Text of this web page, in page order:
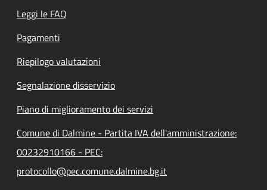
Leggi le FAQ
Pagamenti
Riepilogo valutazioni
Segnalazione disservizio
Piano di miglioramento dei servizi
Comune di Dalmine - Partita IVA dell'amministrazione:
00232910166 - PEC:
protocollo@pec.comune.dalmine.bg.it